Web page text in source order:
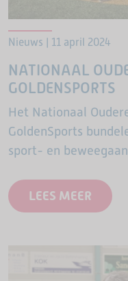
Nieuws | 11 april 2024
NATIONAAL
GOLDENSPORTS
Het Nationaal
GoldenSports
sport- en
LEES MEER